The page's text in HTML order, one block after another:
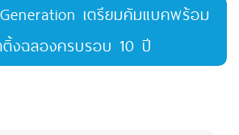
เตรียมคัมแบคพร้อม
งฉลองครบรอบ 10 ปี